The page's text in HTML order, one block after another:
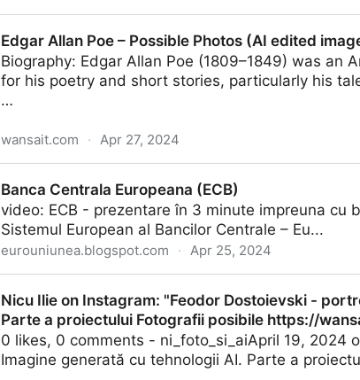
Edgar Allan Poe – Possible Photos (AI edited
Biography: Edgar Allan Poe (1809–1849) was an
for his poetry and short stories, particularly his
…
wansait.com · Apr 27, 2024
Banca Centrala Europeana (ECB)
video: ECB - prezentare în 3 minute impreuna cu
Sistemul European al Bancilor Centrale – Eu...
eurouniunea.blogspot.com · Apr 25, 2024
Nicu Ilie on Instagram: "Feodor Dostoievski -
Parte a proiectului Fotografii posibile https://
0 likes, 0 comments - ni_foto_si_aiApril 19, 2024
Imagine generată cu tehnologii AI. Parte a